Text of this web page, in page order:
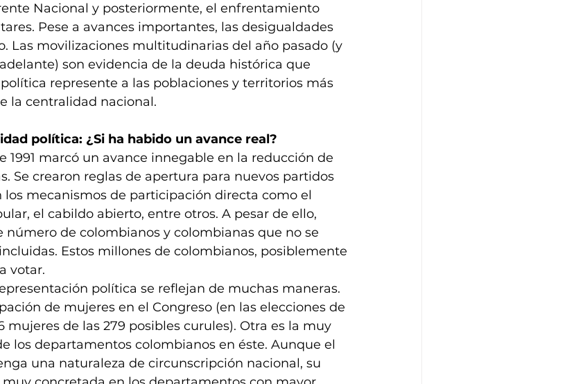
Nacional y posteriormente, el enfrentamiento
Pese a avances importantes, las desigualdades
Las movilizaciones multitudinarias del año pasado (y
son evidencia de la deuda histórica que
represente a las poblaciones y territorios más
la centralidad nacional.
política: ¿Si ha habido un avance real?
1991 marcó un avance innegable en la reducción de
Se crearon reglas de apertura para nuevos partidos
los mecanismos de participación directa como el
el cabildo abierto, entre otros. A pesar de ello,
número de colombianos y colombianas que no se
Estos millones de colombianos, posiblemente
votar.
política se reflejan de muchas maneras.
de mujeres en el Congreso (en las elecciones de
mujeres de las 279 posibles curules). Otra es la muy
los departamentos colombianos en éste. Aunque el
una naturaleza de circunscripción nacional, su